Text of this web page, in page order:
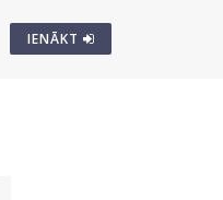
IENĀKT